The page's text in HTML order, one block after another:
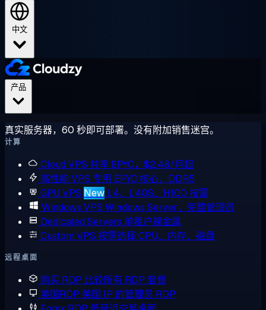
中文
真实服务器，60 秒即可部署。没有附加销售迷宫。
计算
Cloud VPS 共享 EPYC，$2.48/月起
高性能 VPS 专用 EPYC 核心，DDR5
GPU VPS New L4、L40S、H100 按需
Windows VPS Windows Server，完整管理员
Dedicated Servers 单租户裸金属
Custom VPS 按需选择 CPU、内存、磁盘
远程桌面
购买 RDP 比较所有 RDP 套餐
美国RDP 美国 IP 的管理员 RDP